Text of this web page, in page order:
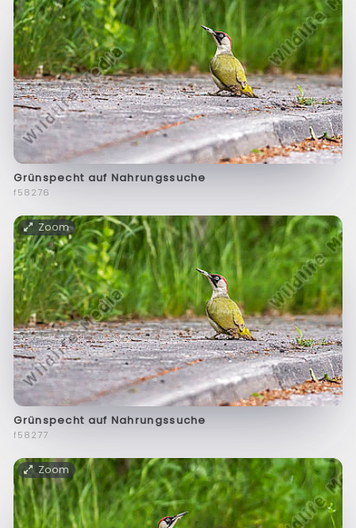
Grünspecht auf Nahrungssuche
f58276
Zoom
Grünspecht auf Nahrungssuche
f58277
Zoom